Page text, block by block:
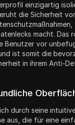
einzigartig
die Sicherheit
macht. Das
Benutzer vor
ist somit die
in ihrem Anti-
durch seine
aus, die für eine